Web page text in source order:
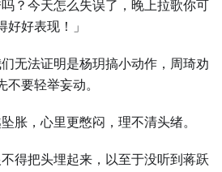
吗？今天怎么失误了，晚上拉歌你可
好好表现！」
无法证明是杨玥搞小动作，周琦劝
不要轻举妄动。
胀，心里更憋闷，理不清头绪。
得把头埋起来，以至于没听到蒋跃